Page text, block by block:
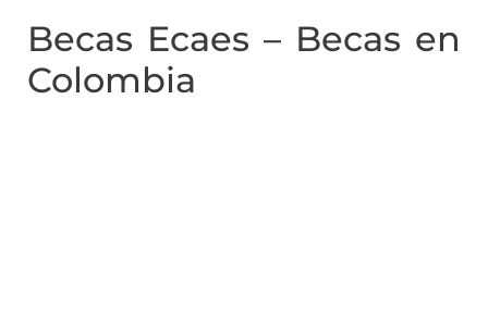
Becas Ecaes – Becas en
Colombia